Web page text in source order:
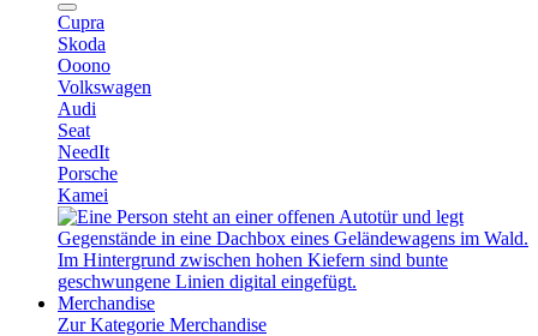
Cupra
Skoda
Ooono
Volkswagen
Audi
Seat
NeedIt
Porsche
Kamei
Merchandise
Zur Kategorie Merchandise